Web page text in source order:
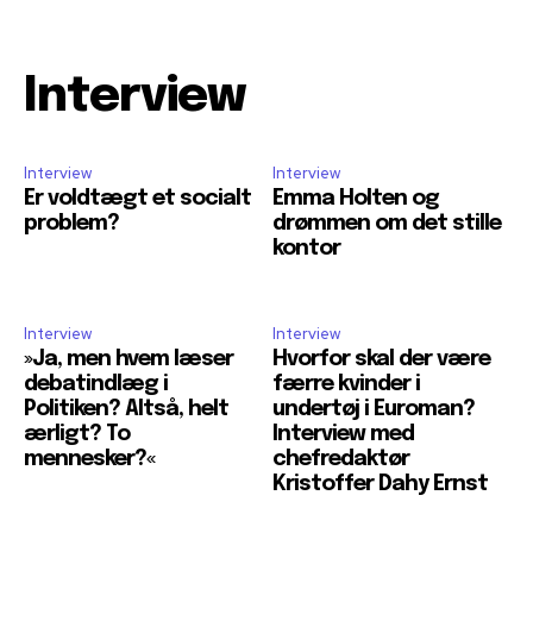
Interview
Interview
Er voldtægt et socialt
problem?
Interview
Emma Holten og
drømmen om det stille
kontor
Interview
»Ja, men hvem læser
debatindlæg i
Politiken? Altså, helt
ærligt? To
mennesker?«
Interview
Hvorfor skal der være
færre kvinder i
undertøj i Euroman?
Interview med
chefredaktør
Kristoffer Dahy Ernst